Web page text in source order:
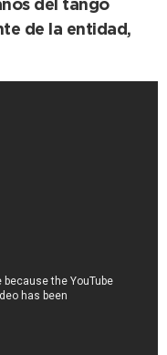
del tango
de la entidad,